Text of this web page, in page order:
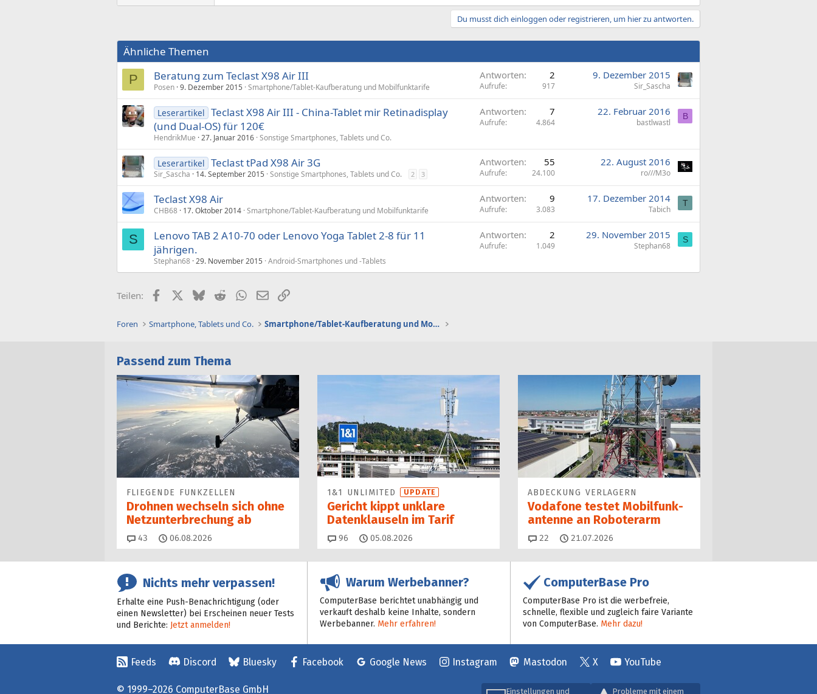
Du musst dich einloggen oder registrieren, um hier zu antworten.
Ähnliche Themen
P Beratung zum Teclast X98 Air III
Posen 9. Dezember 2015 Smartphone/Tablet-Kaufberatung und Mobilfunktarife
Antworten 2
Aufrufe 917
9. Dezember 2015
Sir_Sascha
Leserartikel Teclast X98 Air III - China-Tablet mir Retinadisplay
(und Dual-OS) für 120€
HendrikMue 27. Januar 2016 Sonstige Smartphones, Tablets und Co.
Antworten 7
Aufrufe 4.864
22. Februar 2016
bastlwastl
B
Leserartikel Teclast tPad X98 Air 3G
Sir_Sascha 14. September 2015 Sonstige Smartphones, Tablets und Co. 2 3
Antworten 55
Aufrufe 24.100
22. August 2016
ro///M3o
Teclast X98 Air
CHB68 17. Oktober 2014 Smartphone/Tablet-Kaufberatung und Mobilfunktarife
Antworten 9
Aufrufe 3.083
17. Dezember 2014
Tabich
T
S
Lenovo TAB 2 A10-70 oder Lenovo Yoga Tablet 2-8 für 11
jährigen.
Stephan68 29. November 2015 Android-Smartphones und -Tablets
Antworten 2
Aufrufe 1.049
29. November 2015
Stephan68
S
Teilen: FacebookX (Twitter)
BlueskyRedditWhatsApp
E-MailLink
Foren Smartphone, Tablets und Co. Smartphone/Tablet-Kaufberatung und Mobilfunktarife
Passend zum Thema
FLIEGENDE FUNKZELLEN
Drohnen wechseln sich ohne
Netz­unter­brechung ab
43 Kommentare
06.08.2026
1&1 UNLIMITED UPDATE
Gericht kippt unklare
Datenklauseln im Tarif
96 Kommentare
05.08.2026
ABDECKUNG VERLAGERN
Vodafone testet Mobilfunk­
antenne an Roboterarm
22 Kommentare
21.07.2026
Nichts mehr verpassen!
Erhalte eine Push-Benachrichtigung (oder
einen Newsletter) bei Erscheinen neuer Tests
und Berichte: Jetzt anmelden!
Warum Werbebanner?
ComputerBase berichtet unabhängig und
verkauft deshalb keine Inhalte, sondern
Werbebanner. Mehr erfahren!
ComputerBase Pro
ComputerBase Pro ist die werbefreie,
schnelle, flexible und zugleich faire Variante
von ComputerBase. Mehr dazu!
Feeds Discord Bluesky Facebook Google News Instagram Mastodon X YouTube
Einstellungen und Probleme mit einem
© 1999–2026 ComputerBase GmbH